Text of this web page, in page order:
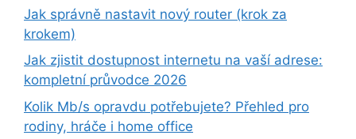
Jak správně nastavit nový router (krok za
krokem)
Jak zjistit dostupnost internetu na vaší adrese:
kompletní průvodce 2026
Kolik Mb/s opravdu potřebujete? Přehled pro
rodiny, hráče i home office